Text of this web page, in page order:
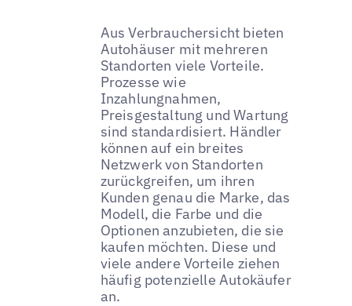
Aus Verbrauchersicht bieten
Autohäuser mit mehreren
Standorten viele Vorteile.
Prozesse wie
Inzahlungnahmen,
Preisgestaltung und Wartung
sind standardisiert. Händler
können auf ein breites
Netzwerk von Standorten
zurückgreifen, um ihren
Kunden genau die Marke, das
Modell, die Farbe und die
Optionen anzubieten, die sie
kaufen möchten. Diese und
viele andere Vorteile ziehen
häufig potenzielle Autokäufer
an.